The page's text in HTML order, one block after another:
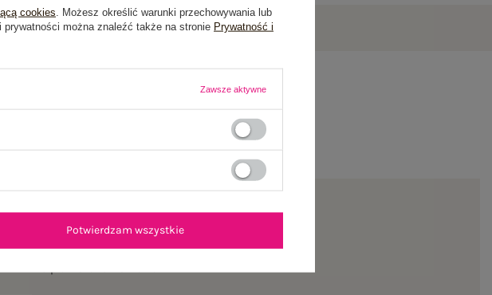
cookies . Możesz określić warunki przechowywania lub
można znaleźć także na stronie Prywatność i
Zawsze aktywne
Potwierdzam wszystkie